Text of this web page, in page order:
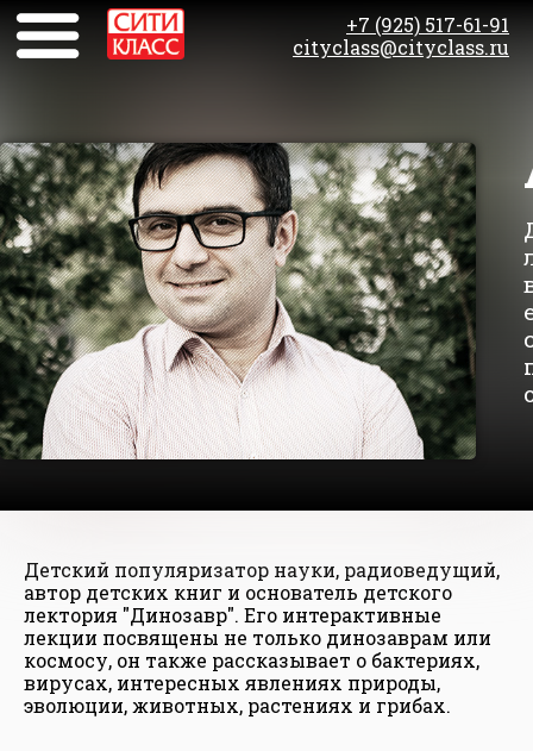
+7 (925) 517-61-91
cityclass@cityclass.ru
Детский популяризатор науки, радиоведущий,
автор детских книг и основатель детского
лектория "Динозавр". Его интерактивные
лекции посвящены не только динозаврам или
космосу, он также рассказывает о бактериях,
вирусах, интересных явлениях природы,
эволюции, животных, растениях и грибах.